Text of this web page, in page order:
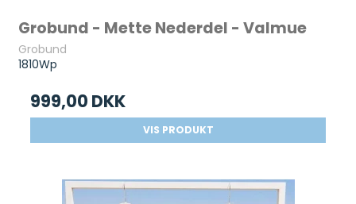
Grobund - Mette Nederdel - Valmue
Grobund
1810Wp
999,00 DKK
VIS PRODUKT